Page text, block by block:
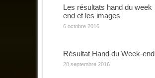
Les résultats hand du week
end et les images
6 octobre 2016
Résultat Hand du Week-end
28 septembre 2016